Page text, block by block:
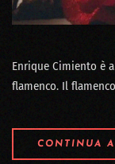
Enrique Cimiento è
flamenco. Il
CONTINUA